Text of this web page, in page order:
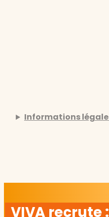
Informations
VIVA recrute :